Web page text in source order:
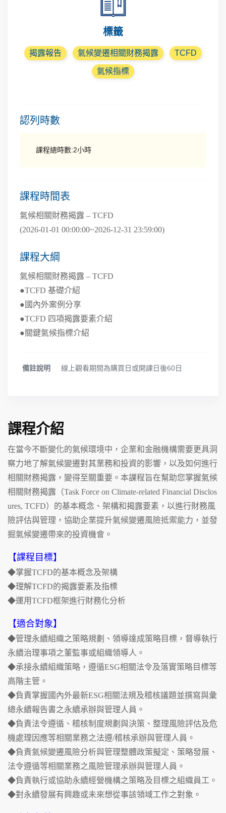
標籤
揭露報告 氣候變遷相關財務揭露 TCFD
氣候指標
認列時數
課程總時數:2小時
課程時間表
氣候相關財務揭露 – TCFD
(2026-01-01 00:00:00~2026-12-31 23:59:00)
課程大綱
氣候相關財務揭露 – TCFD
●TCFD 基礎介紹
●國內外案例分享
●TCFD 四項揭露要素介紹
●關鍵氣候指標介紹
備註說明 線上觀看期間為購買日或開課日後60日
課程介紹
在當今不斷變化的氣候環境中，企業和金融機構需要更具洞
察力地了解氣候變遷對其業務和投資的影響，以及如何進行
相關財務揭露，變得至關重要。本課程旨在幫助您掌握氣候
相關財務揭露（Task Force on Climate-related Financial Disclos
ures, TCFD）的基本概念、架構和揭露要素，以進行財務風
險評估與管理，協助企業提升氣候變遷風險抵禦能力，並發
掘氣候變遷帶來的投資機會。
【課程目標】
◆掌握TCFD的基本概念及架構
◆理解TCFD的揭露要素及指標
◆運用TCFD框架進行財務化分析
【適合對象】
◆管理永續組織之策略規劃、領導達成策略目標，督導執行
永續治理事項之董監事或組織領導人。
◆承接永續組織策略，遵循ESG相關法令及落實策略目標等
高階主管。
◆負責掌握國內外最新ESG相關法規及稽核議題並撰寫與彙
總永續報告書之永續承辦與管理人員。
◆負責法令遵循、稽核制度規劃與決策、整理風險評估及危
機處理因應等相關業務之法遵/稽核承辦與管理人員。
◆負責氣候變遷風險分析與管理整體政策擬定、策略發展、
法令遵循等相關業務之風險管理承辦與管理人員。
◆負責執行或協助永續經營機構之策略及目標之組織員工。
◆對永續發展有興趣或未來想從事該領域工作之對象。